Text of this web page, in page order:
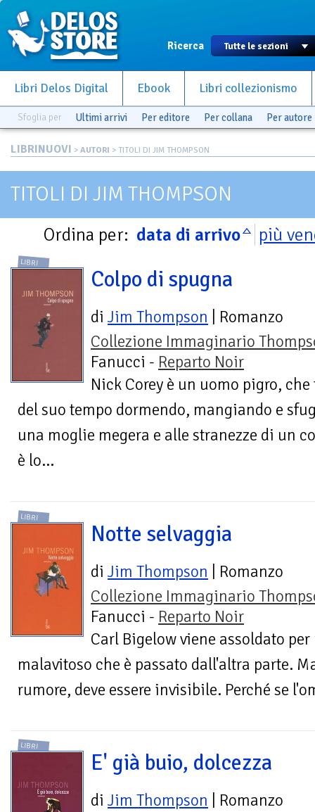
Ricerca
Libri Delos Digital Ebook Libri collezionismo
Sfoglia per Ultimi arrivi Per editore Per collana Per autore
LIBRINUOVI > AUTORI > TITOLI DI JIM THOMPSON
TITOLI DI JIM THOMPSON
Ordina per: data di arrivo più
LIBRI
Colpo di spugna
di Jim Thompson | Romanzo
Collezione Immaginario
Fanucci - Reparto Noir
Nick Corey è un uomo pigro,
del suo tempo dormendo, mangiando e
una moglie megera e alle stranezze di un
è lo...
LIBRI
Notte selvaggia
di Jim Thompson | Romanzo
Collezione Immaginario
Fanucci - Reparto Noir
Carl Bigelow viene assoldato
malavitoso che è passato dall'altra parte.
rumore, deve essere invisibile. Perché se
LIBRI
E' già buio, dolcezza
di Jim Thompson | Romanzo